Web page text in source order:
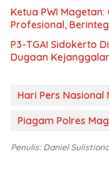
Ketua PWI
Profesional,
P3-TGAI Sidokerto
Dugaan
Hari Pers Nasional
Piagam Polres
Penulis: Daniel Sulistiono